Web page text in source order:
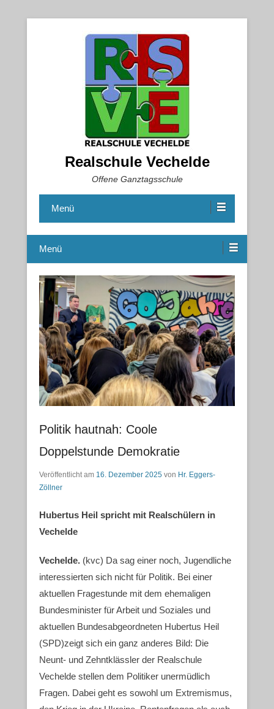
Realschule Vechelde
Offene Ganztagsschule
Menü
Menü
Politik hautnah: Coole
Doppelstunde Demokratie
Veröffentlicht am 16. Dezember 2025 von Hr. Eggers-
Zöllner
Hubertus Heil spricht mit Realschülern in
Vechelde
Vechelde. (kvc) Da sag einer noch, Jugendliche
interessierten sich nicht für Politik. Bei einer
aktuellen Fragestunde mit dem ehemaligen
Bundesminister für Arbeit und Soziales und
aktuellen Bundesabgeordneten Hubertus Heil
(SPD)zeigt sich ein ganz anderes Bild: Die
Neunt- und Zehntklässler der Realschule
Vechelde stellen dem Politiker unermüdlich
Fragen. Dabei geht es sowohl um Extremismus,